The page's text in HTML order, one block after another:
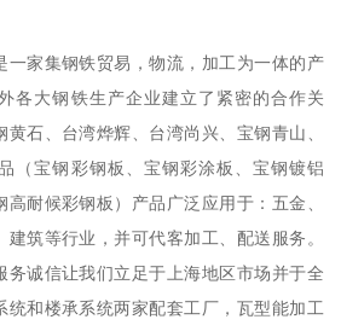
一家集钢铁贸易，物流，加工为一体的产
各大钢铁生产企业建立了紧密的合作关
石、台湾烨辉、台湾尚兴、宝钢青山、
（宝钢彩钢板、宝钢彩涂板、宝钢镀铝
耐候彩钢板）产品广泛应用于：五金、
筑等行业，并可代客加工、配送服务。
务诚信让我们立足于上海地区市场并于全
统和楼承系统两家配套工厂，瓦型能加工